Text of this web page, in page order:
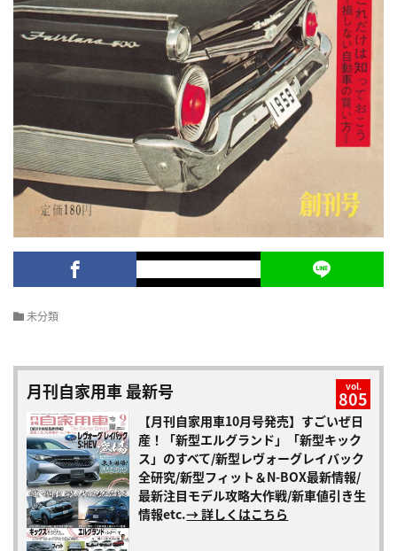
未分類
月刊自家用車 最新号 vol.
805
【月刊自家用車10月号発売】すごいぜ日
産！「新型エルグランド」「新型キック
ス」のすべて/新型レヴォーグレイバック
全研究/新型フィット＆N-BOX最新情報/
最新注目モデル攻略大作戦/新車値引き生
情報etc.→ 詳しくはこちら